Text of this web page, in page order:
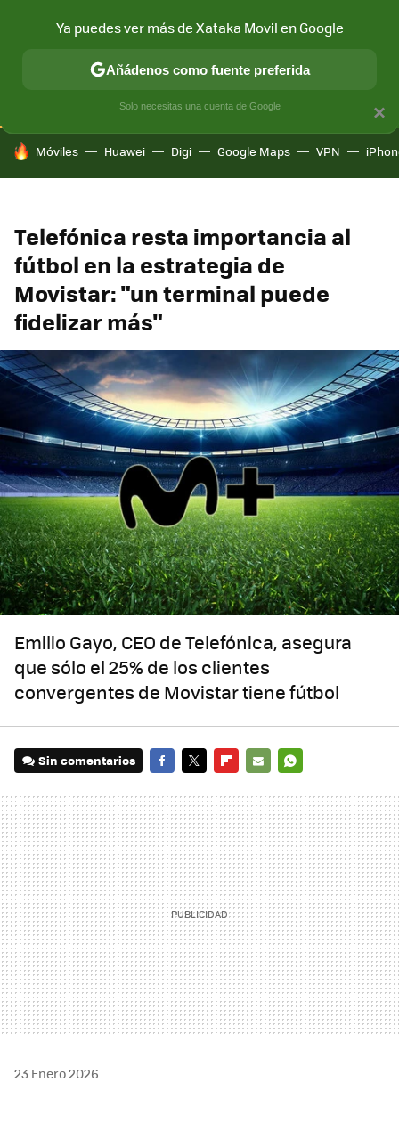
CONECTIVIDAD MÓVIL Y SOCIEDAD APLICACIONES
HOY SE HABLA DE
Móviles Huawei Digi Google Maps VPN
Telefónica resta importancia al
fútbol en la estrategia de
Movistar: "un terminal puede
fidelizar más"
Emilio Gayo, CEO de Telefónica, asegura
que sólo el 25% de los clientes
convergentes de Movistar tiene fútbol
Sin comentarios
MAIL
23 Enero 2026
×
Ya puedes ver más de Xataka Movil en Google
Añádenos como fuente preferida
Solo necesitas una cuenta de Google